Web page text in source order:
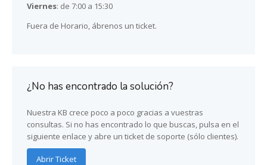
Viernes: de 7:00 a 15:30
Fuera de Horario, ábrenos un ticket.
¿No has encontrado la solución?
Nuestra KB crece poco a poco gracias a vuestras
consultas. Si no has encontrado lo que buscas, pulsa en el
siguiente enlace y abre un ticket de soporte (sólo clientes).
Abrir Ticket